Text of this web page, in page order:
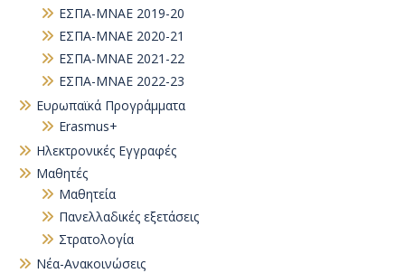
ΕΣΠΑ-ΜΝΑΕ 2019-20
ΕΣΠΑ-ΜΝΑΕ 2020-21
ΕΣΠΑ-ΜΝΑΕ 2021-22
ΕΣΠΑ-ΜΝΑΕ 2022-23
Ευρωπαϊκά Προγράμματα
Erasmus+
Ηλεκτρονικές Εγγραφές
Μαθητές
Μαθητεία
Πανελλαδικές εξετάσεις
Στρατολογία
Νέα-Ανακοινώσεις